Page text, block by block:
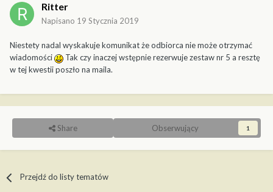
Ritter
Napisano 19 Stycznia 2019
Niestety nadal wyskakuje komunikat że odbiorca nie może otrzymać
wiadomości
Tak czy inaczej wstępnie rezerwuje zestaw nr 5 a resztę
w tej kwestii poszło na maila.
Share Obserwujący 1
Przejdź do listy tematów